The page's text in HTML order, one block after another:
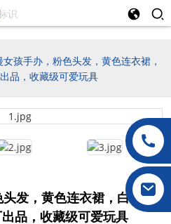
孩手办，粉色头发，黄色连衣裙，
品，收藏级可爱玩具
发，黄色连衣裙，白色花
品，收藏级可爱玩具